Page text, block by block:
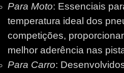
Para Moto: Essenciais
temperatura ideal dos
competições,
melhor aderência nas
Para Carro: